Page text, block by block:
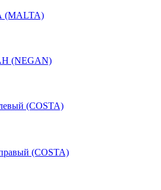
(MALTA)
(NEGAN)
(COSTA)
(COSTA)